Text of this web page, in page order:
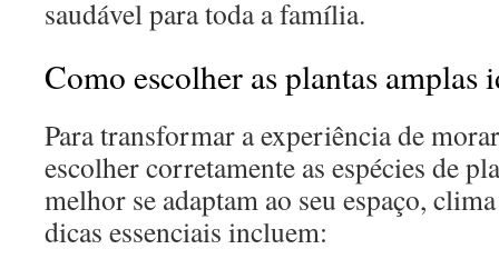
saudável para toda a família.
Como escolher as plantas amplas
Para transformar a experiência de
escolher corretamente as espécies de
melhor se adaptam ao seu espaço,
dicas essenciais incluem: